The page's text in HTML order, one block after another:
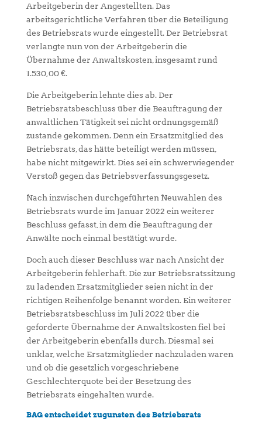
Arbeitgeberin der Angestellten. Das
arbeitsgerichtliche Verfahren über die Beteiligung
des Betriebsrats wurde eingestellt. Der Betriebsrat
verlangte nun von der Arbeitgeberin die
Übernahme der Anwaltskosten, insgesamt rund
1.530,00 €.
Die Arbeitgeberin lehnte dies ab. Der
Betriebsratsbeschluss über die Beauftragung der
anwaltlichen Tätigkeit sei nicht ordnungsgemäß
zustande gekommen. Denn ein Ersatzmitglied des
Betriebsrats, das hätte beteiligt werden müssen,
habe nicht mitgewirkt. Dies sei ein schwerwiegender
Verstoß gegen das Betriebsverfassungsgesetz.
Nach inzwischen durchgeführten Neuwahlen des
Betriebsrats wurde im Januar 2022 ein weiterer
Beschluss gefasst, in dem die Beauftragung der
Anwälte noch einmal bestätigt wurde.
Doch auch dieser Beschluss war nach Ansicht der
Arbeitgeberin fehlerhaft. Die zur Betriebsratssitzung
zu ladenden Ersatzmitglieder seien nicht in der
richtigen Reihenfolge benannt worden. Ein weiterer
Betriebsratsbeschluss im Juli 2022 über die
geforderte Übernahme der Anwaltskosten fiel bei
der Arbeitgeberin ebenfalls durch. Diesmal sei
unklar, welche Ersatzmitglieder nachzuladen waren
und ob die gesetzlich vorgeschriebene
Geschlechterquote bei der Besetzung des
Betriebsrats eingehalten wurde.
BAG entscheidet zugunsten des Betriebsrats